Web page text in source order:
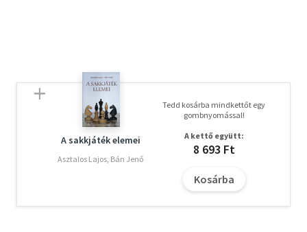
A sakkjáték elemei
Asztalos Lajos, Bán Jenő
Tedd kosárba mindkettőt egy
gombnyomással!
A kettő együtt:
8 693 Ft
Kosárba